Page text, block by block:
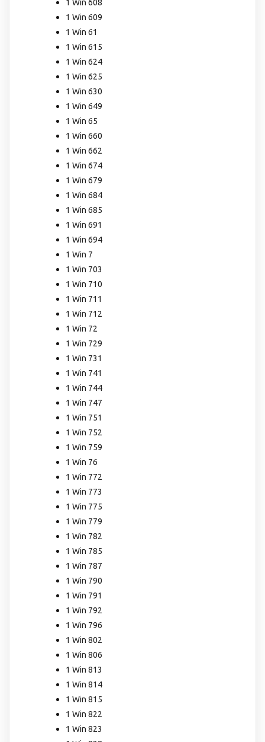
1 Win 608
1 Win 609
1 Win 61
1 Win 615
1 Win 624
1 Win 625
1 Win 630
1 Win 649
1 Win 65
1 Win 660
1 Win 662
1 Win 674
1 Win 679
1 Win 684
1 Win 685
1 Win 691
1 Win 694
1 Win 7
1 Win 703
1 Win 710
1 Win 711
1 Win 712
1 Win 72
1 Win 729
1 Win 731
1 Win 741
1 Win 744
1 Win 747
1 Win 751
1 Win 752
1 Win 759
1 Win 76
1 Win 772
1 Win 773
1 Win 775
1 Win 779
1 Win 782
1 Win 785
1 Win 787
1 Win 790
1 Win 791
1 Win 792
1 Win 796
1 Win 802
1 Win 806
1 Win 813
1 Win 814
1 Win 815
1 Win 822
1 Win 823